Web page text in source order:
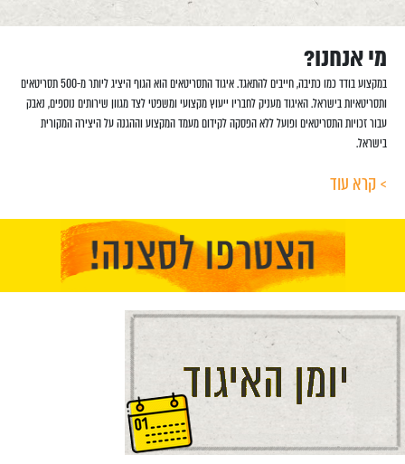
מי אנחנו?
במקצוע בודד כמו כתיבה, חייבים להתאגד. איגוד התסריטאים הוא הגוף היציג ליותר מ-500 תסריטאים
ותסריטאיות בישראל. האיגוד מעניק לחבריו ייעוץ מקצועי ומשפטי לצד מגוון שירותים נוספים, נאבק
עבור זכויות התסריטאים ופועל ללא הפסקה לקידום מעמד המקצוע וההגנה על היצירה המקורית
בישראל.
> קרא עוד